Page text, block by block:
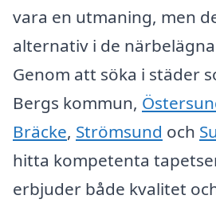
vara en utmaning, men
alternativ i de
Genom att söka i städer
Bergs kommun,
Bräcke, Strömsund och
hitta kompetenta
erbjuder både kvalitet